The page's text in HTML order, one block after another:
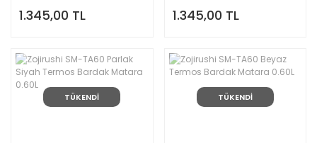
Özel Serisi 0.48L
1.345,00 TL
Özel Serisi 0.48L
1.345,00 TL
TÜKENDİ TÜKENDİ